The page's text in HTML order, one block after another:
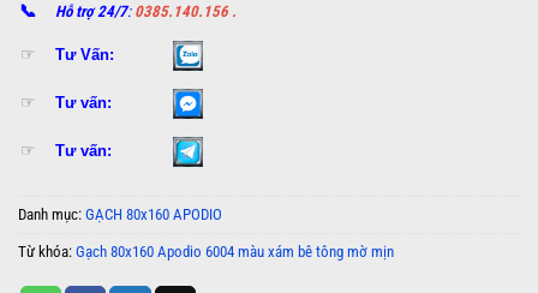
📞 Hỗ trợ 24/7: 0385.140.156 .
☞ Tư Vấn:
☞ Tư vấn:
☞ Tư vấn:
Danh mục: GẠCH 80x160 APODIO
Từ khóa: Gạch 80x160 Apodio 6004 màu xám bê tông mờ mịn